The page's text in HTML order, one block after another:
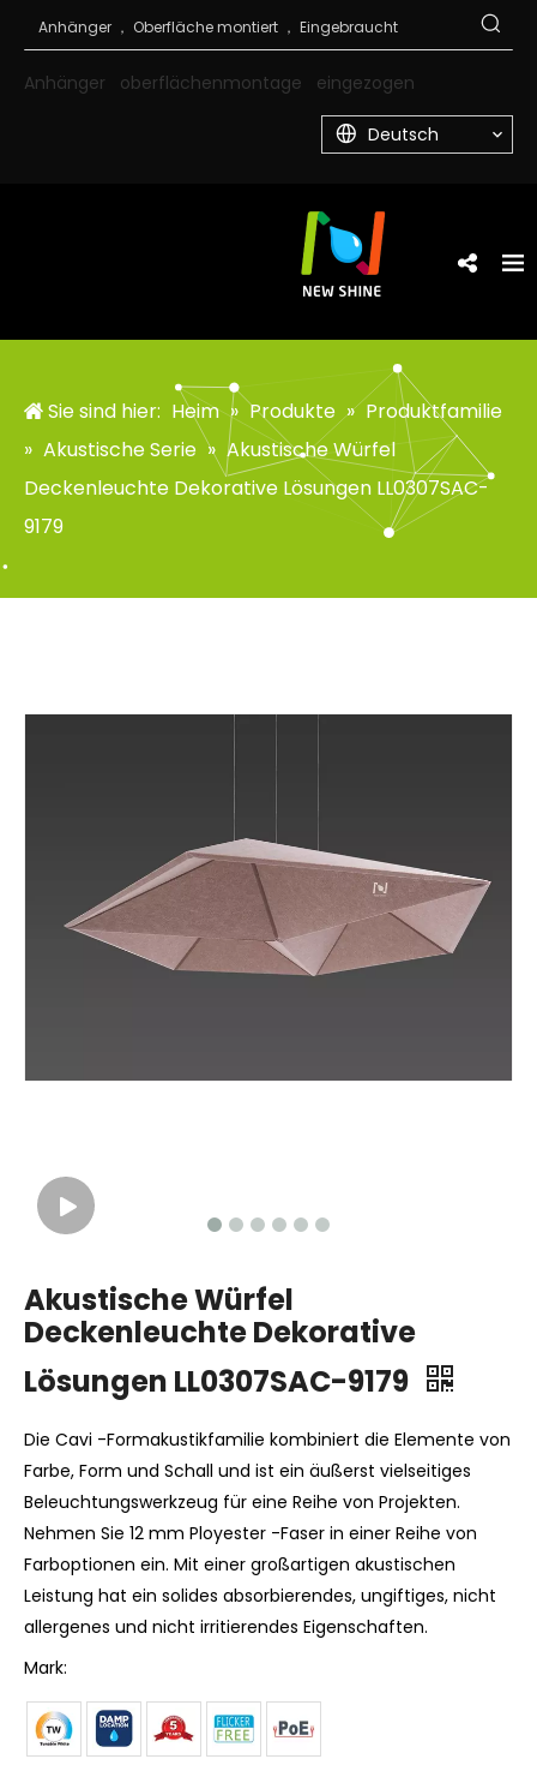
Anhänger oberflächenmontage eingezogen
Deutsch
Sie sind hier: Heim » Produkte » Produktfamilie
» Akustische Serie » Akustische Würfel
Deckenleuchte Dekorative Lösungen LL0307SAC-
9179
Akustische Würfel
Deckenleuchte Dekorative
Lösungen LL0307SAC-9179
Die Cavi -Formakustikfamilie kombiniert die Elemente von
Farbe, Form und Schall und ist ein äußerst vielseitiges
Beleuchtungswerkzeug für eine Reihe von Projekten.
Nehmen Sie 12 mm Ployester -Faser in einer Reihe von
Farboptionen ein. Mit einer großartigen akustischen
Leistung hat ein solides absorbierendes, ungiftiges, nicht
allergenes und nicht irritierendes Eigenschaften.
Mark: